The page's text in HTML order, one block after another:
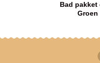
Bad pakket
Groen